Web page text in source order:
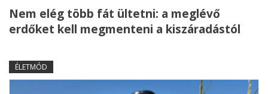
Nem elég több fát ültetni: a meglévő
erdőket kell megmenteni a kiszáradástól
ÉLETMÓD